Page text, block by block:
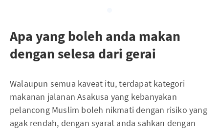
Apa yang boleh anda makan
dengan selesa dari gerai
Walaupun semua kaveat itu, terdapat kategori
makanan jalanan Asakusa yang kebanyakan
pelancong Muslim boleh nikmati dengan risiko yang
agak rendah, dengan syarat anda sahkan dengan